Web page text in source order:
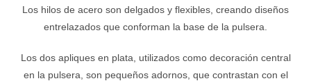
Los hilos de acero son delgados y flexibles, creando diseños
entrelazados que conforman la base de la pulsera.
Los dos apliques en plata, utilizados como decoración central
en la pulsera, son pequeños adornos, que contrastan con el